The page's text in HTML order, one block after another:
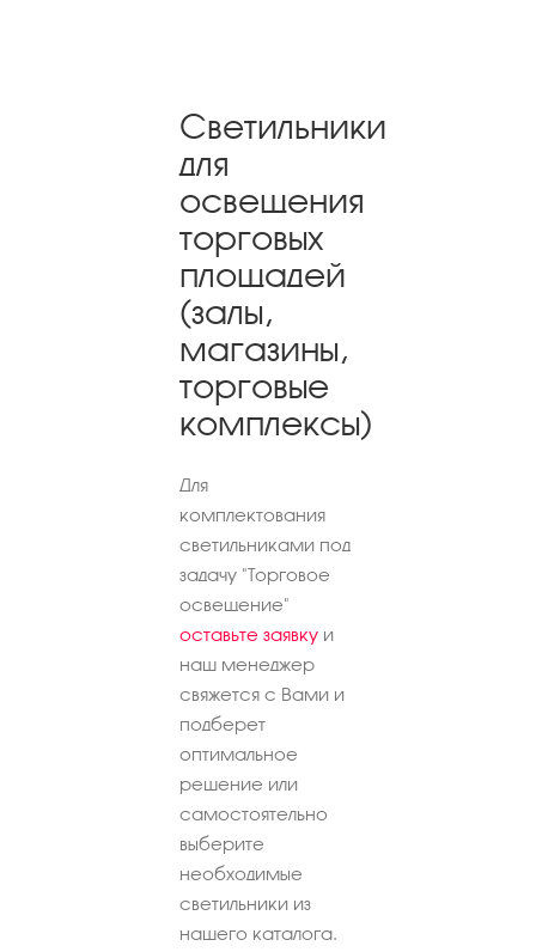
Светильники
для
освещения
торговых
площадей
(залы,
магазины,
торговые
комплексы)
Для
комплектования
светильниками под
задачу "Торговое
освещение"
оставьте заявку и
наш менеджер
свяжется с Вами и
подберет
оптимальное
решение или
самостоятельно
выберите
необходимые
светильники из
нашего каталога.